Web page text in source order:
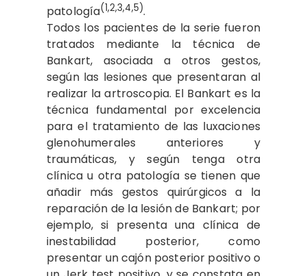
patología(1,2,3,4,5).
Todos los pacientes de la serie fueron
tratados mediante la técnica de
Bankart, asociada a otros gestos,
según las lesiones que presentaran al
realizar la artroscopia. El Bankart es la
técnica fundamental por excelencia
para el tratamiento de las luxaciones
glenohumerales anteriores y
traumáticas, y según tenga otra
clínica u otra patología se tienen que
añadir más gestos quirúrgicos a la
reparación de la lesión de Bankart; por
ejemplo, si presenta una clínica de
inestabilidad posterior, como
presentar un cajón posterior positivo o